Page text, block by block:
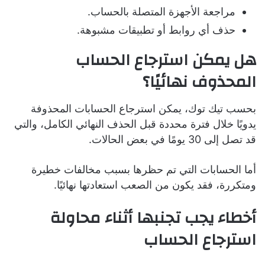
مراجعة الأجهزة المتصلة بالحساب.
حذف أي روابط أو تطبيقات مشبوهة.
هل يمكن استرجاع الحساب
المحذوف نهائيًا؟
بحسب تيك توك، يمكن استرجاع الحسابات المحذوفة
يدويًا خلال فترة محددة قبل الحذف النهائي الكامل، والتي
قد تصل إلى 30 يومًا في بعض الحالات.
أما الحسابات التي تم حظرها بسبب مخالفات خطيرة
ومتكررة، فقد يكون من الصعب استعادتها نهائيًا.
أخطاء يجب تجنبها أثناء محاولة
استرجاع الحساب